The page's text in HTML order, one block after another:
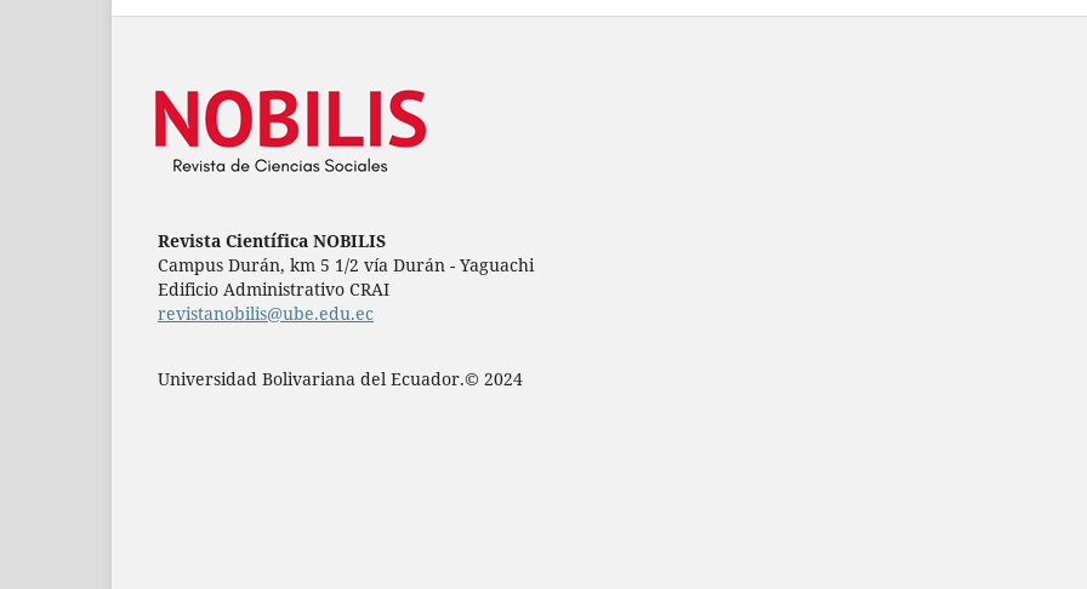
Revista Científica NOBILIS
Campus Durán, km 5 1/2 vía Durán - Yaguachi
Edificio Administrativo CRAI
revistanobilis@ube.edu.ec
Universidad Bolivariana del Ecuador.© 2024